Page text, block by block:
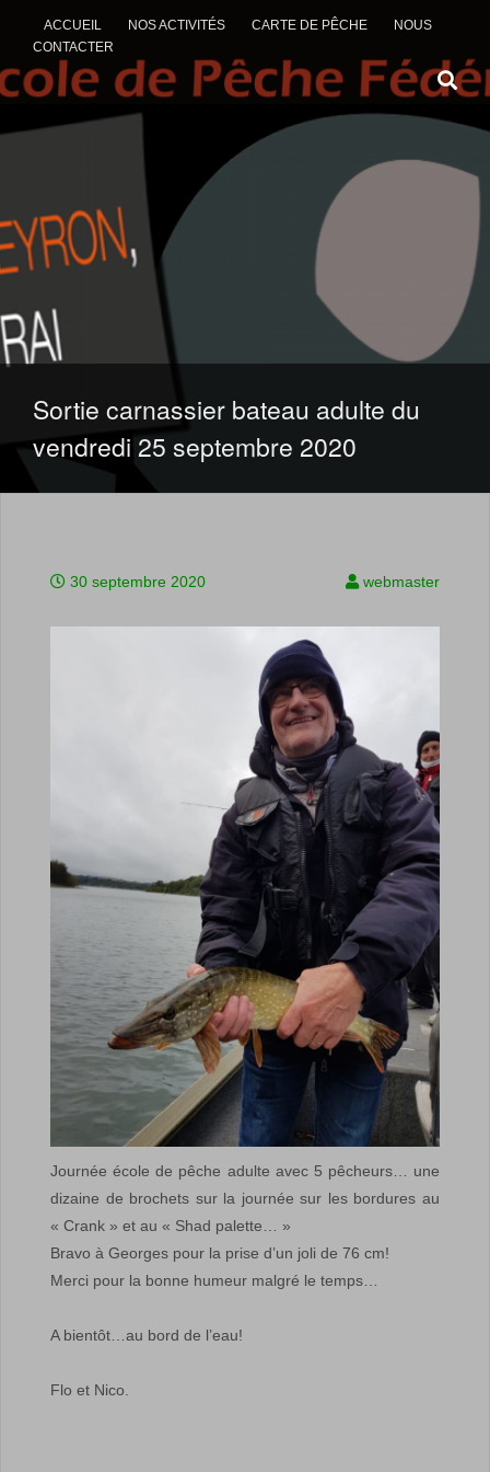
ACCUEIL NOS ACTIVITÉS CARTE DE PÊCHE
NOUS
CONTACTER
ALLER AU CONTENU
Sortie carnassier bateau adulte du
vendredi 25 septembre 2020
30 septembre 2020 webmaster
Journée école de pêche adulte avec 5 pêcheurs… une
dizaine de brochets sur la journée sur les bordures au
« Crank » et au « Shad palette… »
Bravo à Georges pour la prise d’un joli de 76 cm!
Merci pour la bonne humeur malgré le temps…
A bientôt…au bord de l’eau!
Flo et Nico.